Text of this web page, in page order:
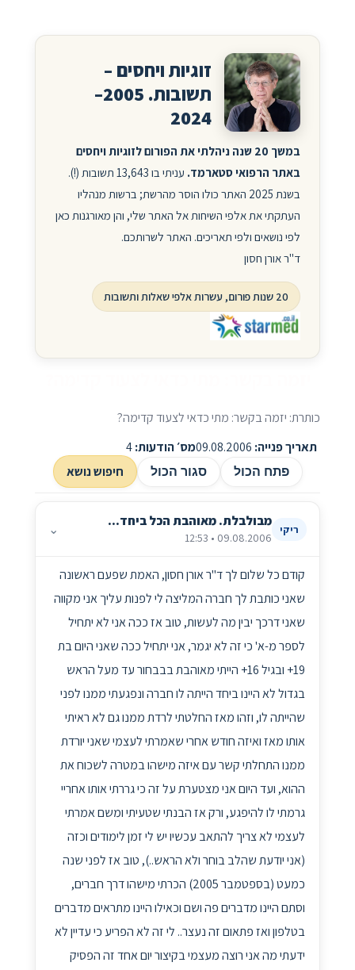
זוגיות ויחסים –
תשובות. 2005–
2024
במשך 20 שנה ניהלתי את הפורום לזוגיות ויחסים
באתר הרפואי סטארמד.
עניתי בו 13,643 תשובות (!).
בשנת 2025 האתר כולו הוסר מהרשת; ברשות מנהליו
העתקתי את אלפי השיחות אל האתר שלי, והן מאורגנות כאן
לפי נושאים ולפי תאריכים. האתר לשרותכם.
ד"ר אורן חסון
20 שנות פורום, עשרות אלפי שאלות ותשובות
כותרת: יזמה בקשר: מתי כדאי לצעוד קדימה?
תאריך פנייה:
מס׳ הודעות:
פתח הכול סגור הכול חיפוש נושא
ריקי מבולבלת. מאוהבת הכל ביחד...
09.08.2006 • 12:53
⌄
קודם כל שלום לך ד"ר אורן חסון, האמת שפעם ראשונה
שאני כותבת לך חברה המליצה לי לפנות עליך אני מקווה
שאני דרכך יבין מה לעשות, טוב אז ככה אני לא יתחיל
לספר מ-א' כי זה לא יגמר, אני יתחיל ככה שאני היום בת
19+ ובגיל 16+ הייתי מאוהבת בבבחור עד מעל הראש
בגדול לא היינו ביחד הייתה לו חברה ונפגעתי ממנו לפני
שהייתה לו, וזהו מאז החלטתי לרדת ממנו גם לא ראיתי
אותו מאז ואיזה חודש אחרי שאמרתי לעצמי שאני יורדת
ממנו התחלתי קשר עם איזה מישהו במטרה לשכוח את
ההוא, ועד היום אני מצטערת על זה כי גררתי אותו אחריי
גרמתי לו להיפגע, ורק אז הבנתי שטעיתי ומשם אמרתי
לעצמי לא צריך להתאב עכשיו יש לי זמן לימודים וכזה
(אני יודעת שהלב בוחר ולא הראש..), טוב אז לפני שנה
כמעט (בספטמבר 2005) הכרתי מישהו דרך חברים,
וסתם היינו מדברים פה ושם וכאילו היינו מתראים מדברים
בטלפון ואז פתאום זה נעצר.. לי זה לא הפריע כי עדיין לא
ידעתי מה אני רוצה מעצמי בקיצור יום אחד זה הפסיק